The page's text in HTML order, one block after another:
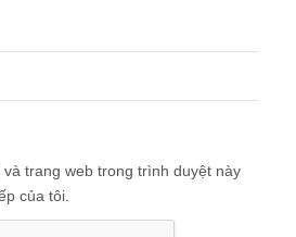
trang web trong trình duyệt này
của tôi.